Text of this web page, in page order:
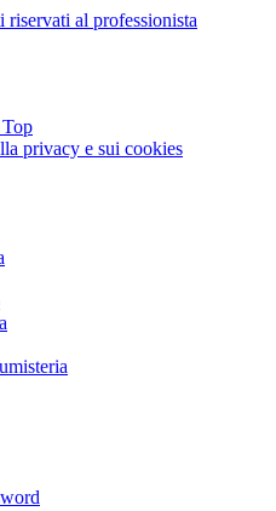
privacy e sui cookies